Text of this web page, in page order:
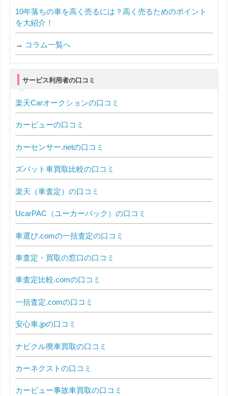
10年落ちの車を高く売るには？高く売るためのポイント
を大紹介！
→ コラム一覧へ
サービス利用者の口コミ
楽天Carオークションの口コミ
カービューの口コミ
カーセンサー.netの口コミ
ズバット車買取比較の口コミ
楽天（車査定）の口コミ
UcarPAC（ユーカーパック）の口コミ
車選び.comの一括査定の口コミ
車査定・買取の窓口の口コミ
車査定比較.comの口コミ
一括査定.comの口コミ
安心車.jpの口コミ
ナビクル廃車買取の口コミ
カーネクストの口コミ
カービュー事故車買取の口コミ